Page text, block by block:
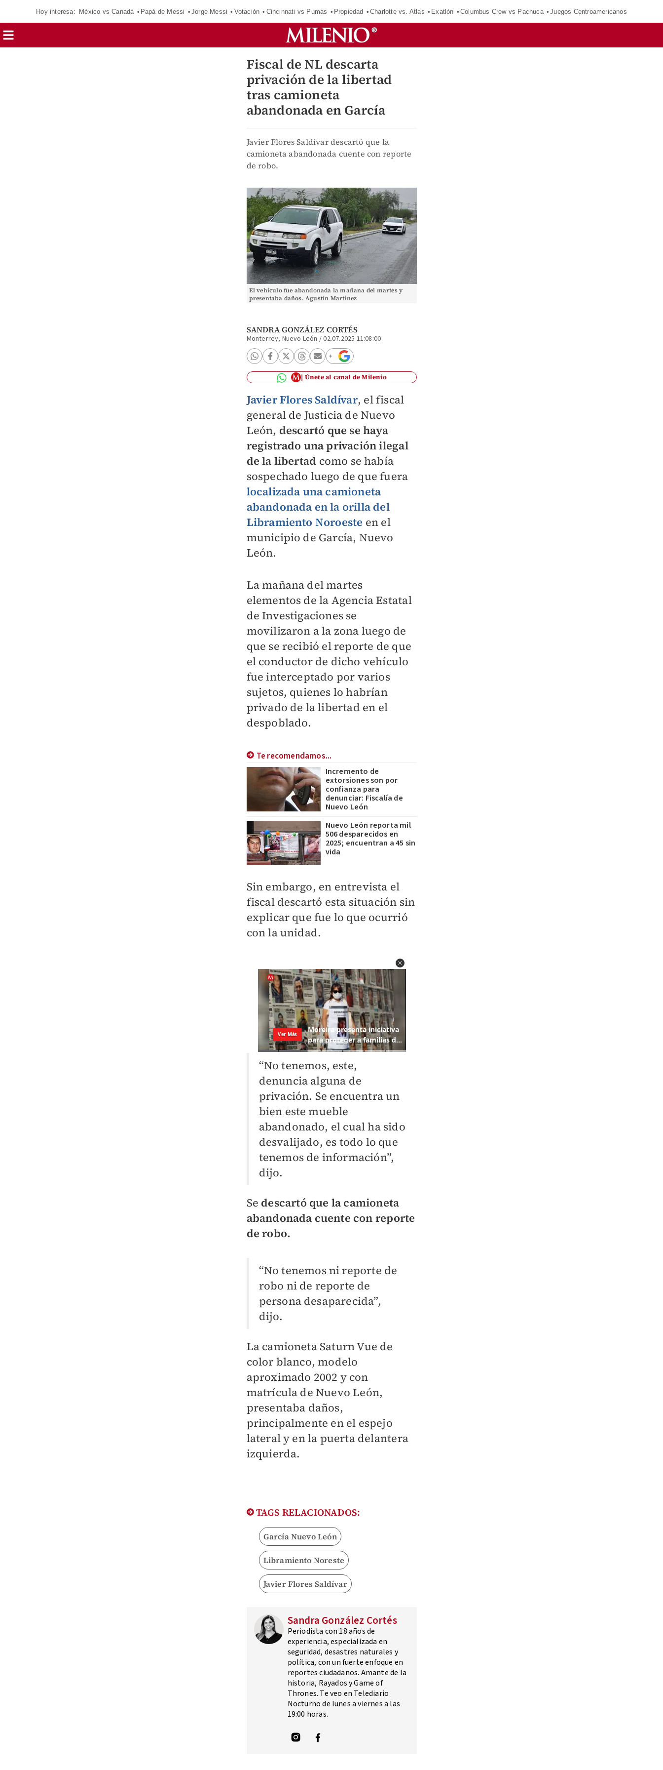
Hoy interesa: México vs Canadá Papá de Messi Jorge Messi Votación Cincinnati vs Pumas Propiedad Charlotte vs. Atlas Exatlón Columbus Crew vs Pachuca Juegos Centroamericanos
Fiscal de NL descarta
privación de la libertad
tras camioneta
abandonada en García
Javier Flores Saldívar descartó que la
camioneta abandonada cuente con reporte
de robo.
El vehículo fue abandonada la mañana del martes y
presentaba daños. Agustín Martínez
SANDRA GONZÁLEZ CORTÉS
Monterrey, Nuevo León /02.07.2025 11:08:00
Únete al canal de Milenio
Javier Flores Saldívar, el fiscal
general de Justicia de Nuevo
León, descartó que se haya
registrado una privación ilegal
de la libertad como se había
sospechado luego de que fuera
localizada una camioneta
abandonada en la orilla del
Libramiento Noroeste en el
municipio de García, Nuevo
León.
La mañana del martes
elementos de la Agencia Estatal
de Investigaciones se
movilizaron a la zona luego de
que se recibió el reporte de que
el conductor de dicho vehículo
fue interceptado por varios
sujetos, quienes lo habrían
privado de la libertad en el
despoblado.
Te recomendamos...
Incremento de
extorsiones son por
confianza para
denunciar: Fiscalía de
Nuevo León
Nuevo León reporta mil
506 desparecidos en
2025; encuentran a 45 sin
vida
Sin embargo, en entrevista el
fiscal descartó esta situación sin
explicar que fue lo que ocurrió
con la unidad.
“No tenemos, este,
denuncia alguna de
privación. Se encuentra un
bien este mueble
abandonado, el cual ha sido
desvalijado, es todo lo que
tenemos de información”,
dijo.
Se descartó que la camioneta
abandonada cuente con reporte
de robo.
“No tenemos ni reporte de
robo ni de reporte de
persona desaparecida”,
dijo.
La camioneta Saturn Vue de
color blanco, modelo
aproximado 2002 y con
matrícula de Nuevo León,
presentaba daños,
principalmente en el espejo
lateral y en la puerta delantera
izquierda.
TAGS RELACIONADOS:
García Nuevo León
Libramiento Noreste
Javier Flores Saldívar
Sandra González Cortés
Periodista con 18 años de
experiencia, especializada en
seguridad, desastres naturales y
política, con un fuerte enfoque en
reportes ciudadanos. Amante de la
historia, Rayados y Game of
Thrones. Te veo en Telediario
Nocturno de lunes a viernes a las
19:00 horas.